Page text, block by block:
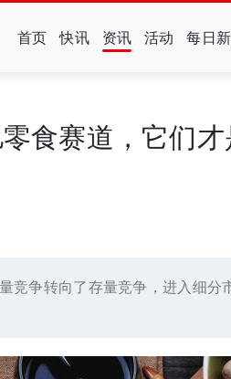
首页 快讯 资讯 活动 每日
食赛道，它们才
竞争转向了存量竞争，进入细分